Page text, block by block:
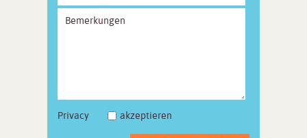
Privacy akzeptieren